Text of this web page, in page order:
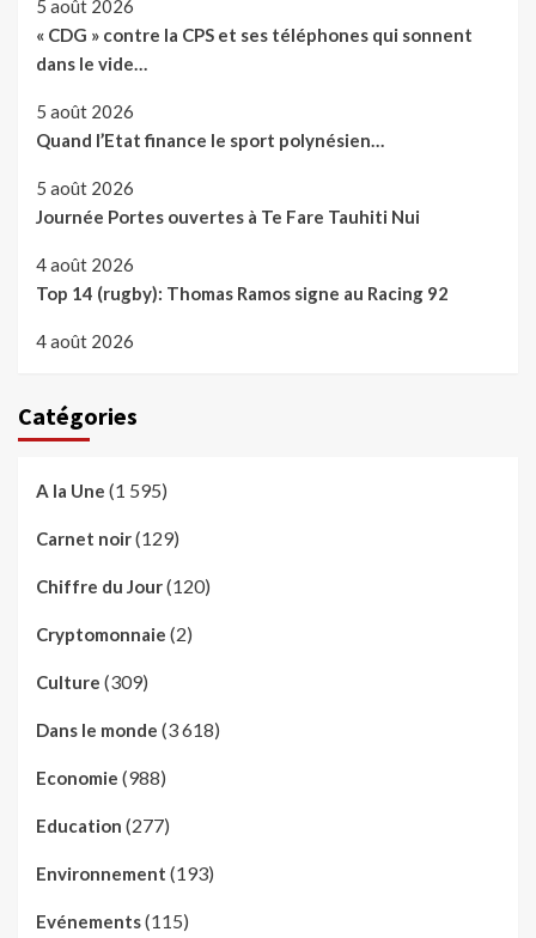
5 août 2026
« CDG » contre la CPS et ses téléphones qui sonnent
dans le vide…
5 août 2026
Quand l’Etat finance le sport polynésien…
5 août 2026
Journée Portes ouvertes à Te Fare Tauhiti Nui
4 août 2026
Top 14 (rugby): Thomas Ramos signe au Racing 92
4 août 2026
Catégories
A la Une (1 595)
Carnet noir(129)
Chiffre du Jour(120)
Cryptomonnaie (2)
Culture (309)
Dans le monde (3 618)
Economie (988)
Education (277)
Environnement (193)
Evénements(115)